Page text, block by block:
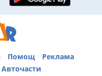
Помощ
Реклама
Авточасти